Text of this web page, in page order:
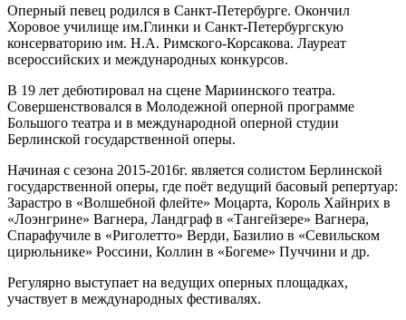
Оперный певец родился в Санкт-Петербурге. Окончил
Хоровое училище им.Глинки и Санкт-Петербургскую
консерваторию им. Н.А. Римского-Корсакова. Лауреат
всероссийских и международных конкурсов.
В 19 лет дебютировал на сцене Мариинского театра.
Совершенствовался в Молодежной оперной программе
Большого театра и в международной оперной студии
Берлинской государственной оперы.
Начиная с сезона 2015-2016г. является солистом Берлинской
государственной оперы, где поёт ведущий басовый репертуар:
Зарастро в «Волшебной флейте» Моцарта, Король Хайнрих в
«Лоэнгрине» Вагнера, Ландграф в «Тангейзере» Вагнера,
Спарафучиле в «Риголетто» Верди, Базилио в «Севильском
цирюльнике» Россини, Коллин в «Богеме» Пуччини и др.
Регулярно выступает на ведущих оперных площадках,
участвует в международных фестивалях.